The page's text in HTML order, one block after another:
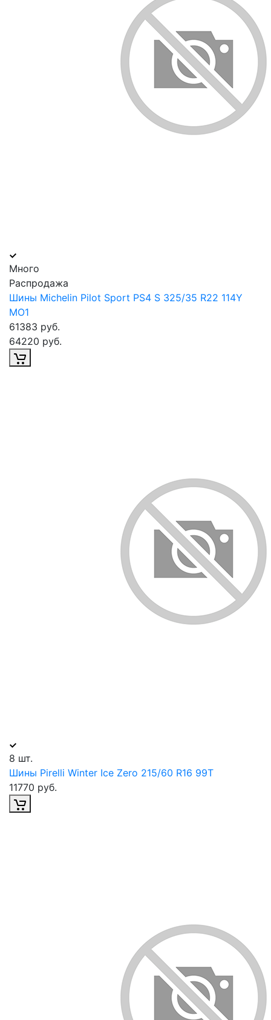
Много
Распродажа
Шины Michelin Pilot Sport PS4 S 325/35 R22 114Y
MO1
61383 руб.
64220 руб.
8 шт.
Шины Pirelli Winter Ice Zero 215/60 R16 99Т
11770 руб.